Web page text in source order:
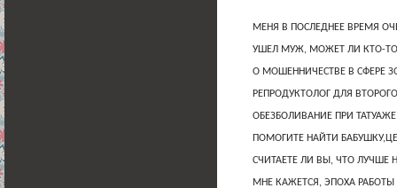
МЕНЯ В ПОСЛЕДНЕЕ ВРЕМЯ
УШЕЛ МУЖ, МОЖЕТ ЛИ КТО-ТО
О МОШЕННИЧЕСТВЕ В СФЕРЕ
РЕПРОДУКТОЛОГ ДЛЯ
ОБЕЗБОЛИВАНИЕ ПРИ
ПОМОГИТЕ НАЙТИ
СЧИТАЕТЕ ЛИ ВЫ, ЧТО ЛУЧШЕ
МНЕ КАЖЕТСЯ, ЭПОХА